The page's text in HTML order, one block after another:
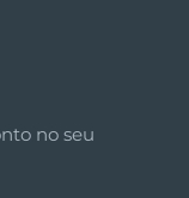
no seu